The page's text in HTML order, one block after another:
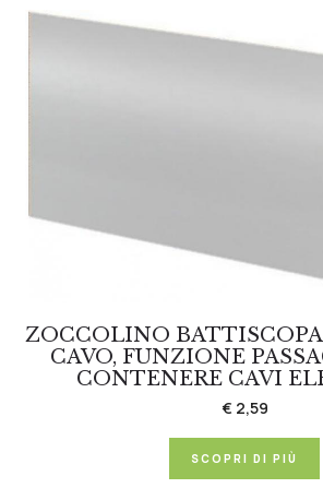
ZOCCOLINO
CAVO, FUNZIONE
CONTENERE CAVI
€ 2,59
SCOPRI DI PIÙ